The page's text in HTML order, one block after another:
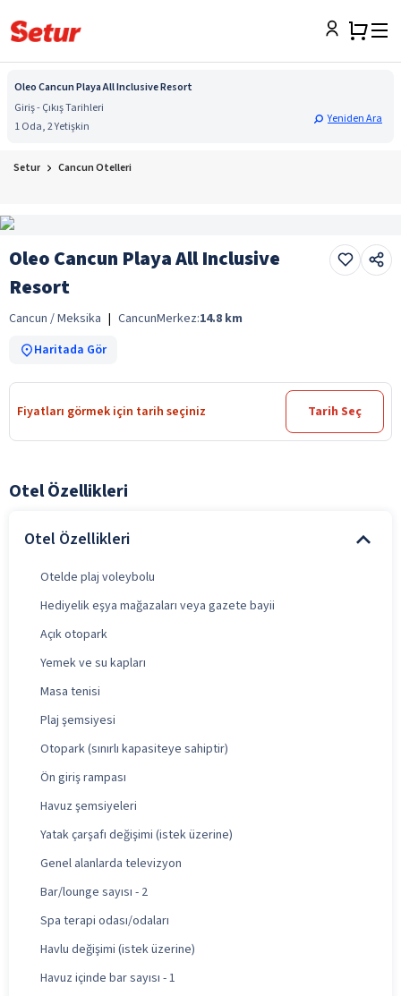
Oleo Cancun Playa All Inclusive Resort
Giriş - Çıkış Tarihleri
1 Oda, 2 Yetişkin
Yeniden Ara
Setur Cancun Otelleri
Oleo Cancun Playa All Inclusive
Resort
Cancun / Meksika | CancunMerkez:14.8 km
Haritada Gör
Fiyatları görmek için tarih seçiniz Tarih Seç
Otel Özellikleri
Otel Özellikleri
Otelde plaj voleybolu
Hediyelik eşya mağazaları veya gazete bayii
Açık otopark
Yemek ve su kapları
Masa tenisi
Plaj şemsiyesi
Otopark (sınırlı kapasiteye sahiptir)
Ön giriş rampası
Havuz şemsiyeleri
Yatak çarşafı değişimi (istek üzerine)
Genel alanlarda televizyon
Bar/lounge sayısı - 2
Spa terapi odası/odaları
Havlu değişimi (istek üzerine)
Havuz içinde bar sayısı - 1